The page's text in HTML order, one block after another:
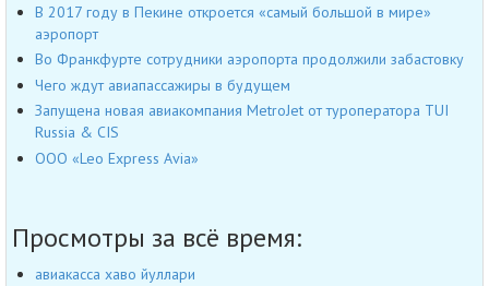
В 2017 году в Пекине откроется «самый большой в мире»
аэропорт
Во Франкфурте сотрудники аэропорта продолжили забастовку
Чего ждут авиапассажиры в будущем
Запущена новая авиакомпания MetroJet от туроператора TUI
Russia & CIS
OOO «Leo Express Avia»
Просмотры за всё время:
авиакасса хаво йуллари